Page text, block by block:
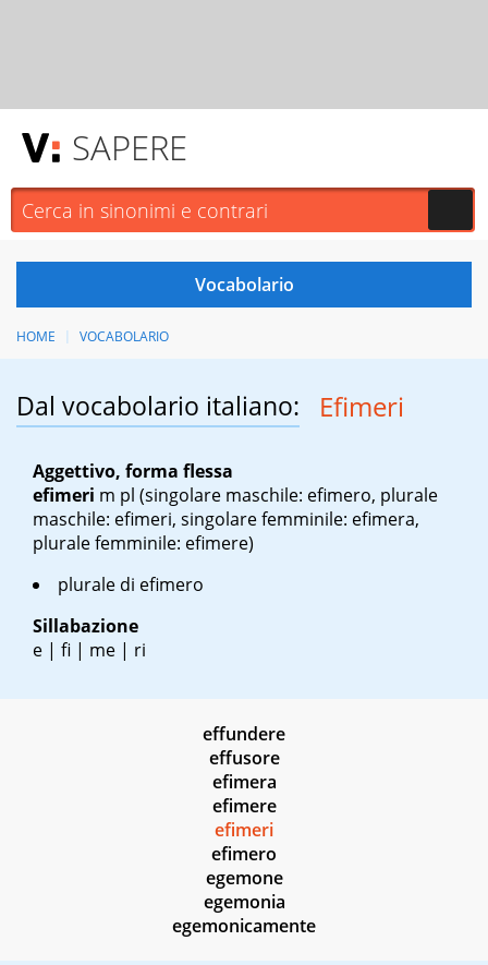
SAPERE
HOME VOCABOLARIO
Dal vocabolario italiano: Efimeri
Aggettivo, forma flessa
efimeri m pl (singolare maschile: efimero, plurale
maschile: efimeri, singolare femminile: efimera,
plurale femminile: efimere)
plurale di efimero
Sillabazione
e | fi | me | ri
effundere
effusore
efimera
efimere
efimeri
efimero
egemone
egemonia
egemonicamente